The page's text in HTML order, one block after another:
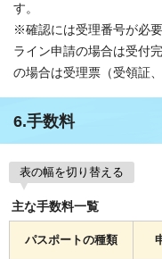
す。
※確認には受理番号が必
ライン申請の場合は受付
の場合は受理票（受領証
6.手数料
表の幅を切り替える
主な手数料一覧
パスポートの種類